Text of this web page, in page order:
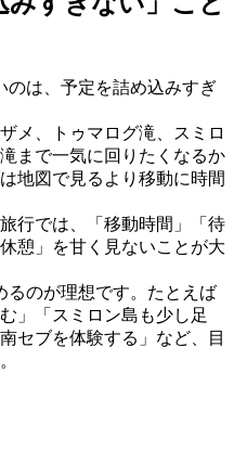
のは、予定を詰め込みすぎ
メ、トゥマログ滝、スミロ
まで一気に回りたくなるか
地図で見るより移動に時間
行では、「移動時間」「待
憩」を甘く見ないことが大
るのが理想です。たとえば
」「スミロン島も少し足
セブを体験する」など、目